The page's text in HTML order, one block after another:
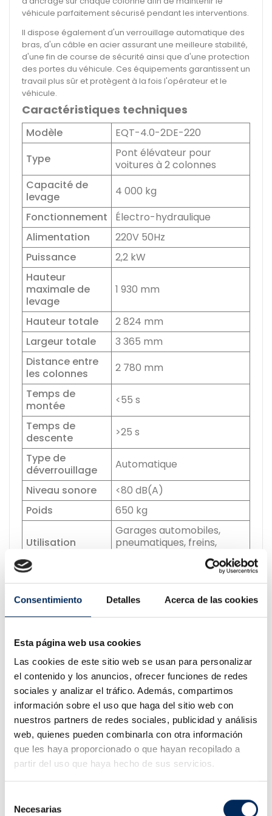
Consentimiento Detalles Acerca de las cookies
Esta página web usa cookies
Las cookies de este sitio web se usan para personalizar
el contenido y los anuncios, ofrecer funciones de redes
sociales y analizar el tráfico. Además, compartimos
información sobre el uso que haga del sitio web con
nuestros partners de redes sociales, publicidad y análisis
web, quienes pueden combinarla con otra información
que les haya proporcionado o que hayan recopilado a
partir del uso que haya hecho de sus servicios.
Necesarias
véhicule parfaitement sécurisé pendant les interventions.
Il dispose également d'un verrouillage automatique des
bras, d'un câble en acier assurant une meilleure stabilité,
d'une fin de course de sécurité ainsi que d'une protection
des portes du véhicule. Ces équipements garantissent un
travail plus sûr et protègent à la fois l'opérateur et le
véhicule.
Caractéristiques techniques
Modèle
EQT-4.0-2DE-220
Type
Pont élévateur pour
voitures à 2 colonnes
Capacité de
levage
4 000 kg
Fonctionnement
Électro-hydraulique
Alimentation
220V 50Hz
Puissance
2,2 kW
Hauteur
maximale de
levage
1 930 mm
Hauteur totale
2 824 mm
Largeur totale
3 365 mm
Distance entre
les colonnes
2 780 mm
Temps de
montée
<55 s
Temps de
descente
>25 s
Type de
déverrouillage
Automatique
Niveau sonore
<80 dB(A)
Poids
650 kg
Utilisation
Garages automobiles,
pneumatiques, freins,
entretien et interventions
Conditions d'installation
L'installation de ce pont élévateur doit être réalisée sur un
déchargement et la manutention d'équipements lourds.
Le pont élévateur est livré sans huile hydraulique. Il sera
donc nécessaire d'ajouter l'huile appropriée lors de
l'installation et de la mise en service.
Pont élévateur à 2 colonnes 220V pour
améliorer la productivité de votre
atelier
LeEQT-4.0-2DE-220est une solution professionnelle
destinée aux ateliers qui recherchent un équipement
robuste, sûr et performant pour lever des véhicules
hydraulique, son déverrouillage automatique et ses